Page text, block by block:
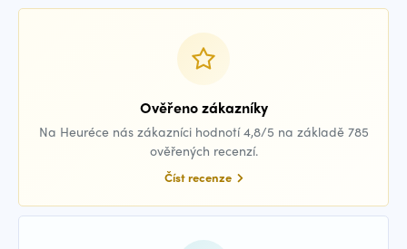
Ověřeno zákazníky
Na Heuréce nás zákazníci hodnotí 4,8/5 na základě 785
ověřených recenzí.
Číst recenze